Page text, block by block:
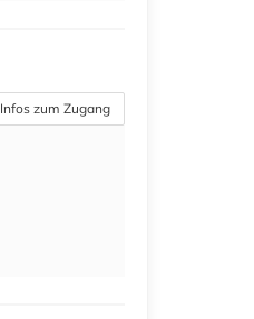
Infos zum Zugang